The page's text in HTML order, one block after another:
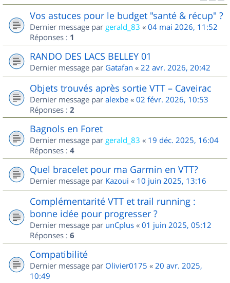
Vos astuces pour le budget "santé & récup" ?
Dernier message par gerald_83 « 04 mai 2026, 11:52
Réponses : 1
RANDO DES LACS BELLEY 01
Dernier message par Gatafan « 22 avr. 2026, 20:42
Objets trouvés après sortie VTT – Caveirac
Dernier message par alexbe « 02 févr. 2026, 10:53
Réponses : 2
Bagnols en Foret
Dernier message par gerald_83 « 19 déc. 2025, 16:04
Réponses : 4
Quel bracelet pour ma Garmin en VTT?
Dernier message par Kazoui « 10 juin 2025, 13:16
Complémentarité VTT et trail running :
bonne idée pour progresser ?
Dernier message par unCplus « 01 juin 2025, 05:12
Réponses : 6
Compatibilité
Dernier message par Olivier0175 « 20 avr. 2025,
10:49